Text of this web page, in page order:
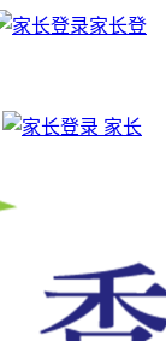
家长登
家长